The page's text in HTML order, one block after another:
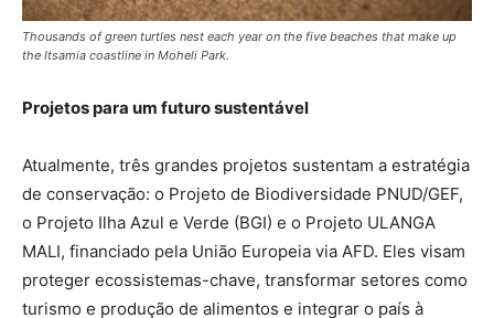
Thousands of green turtles nest each year on the five beaches that make up
the Itsamia coastline in Moheli Park.
Projetos para um futuro sustentável
Atualmente, três grandes projetos sustentam a estratégia
de conservação: o Projeto de Biodiversidade PNUD/GEF,
o Projeto Ilha Azul e Verde (BGI) e o Projeto ULANGA
MALI, financiado pela União Europeia via AFD. Eles visam
proteger ecossistemas-chave, transformar setores como
turismo e produção de alimentos e integrar o país à